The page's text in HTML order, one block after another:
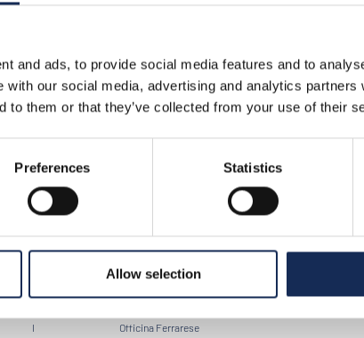
and ads, to provide social media features and to
with our social media, advertising and analytics partners
to them or that they’ve collected from your use of their
Preferences Statistics
Allow selection
Alfa Romeo Giulietta Sprint
Nettuno
Alfa Romeo Giulietta Spider Ve
Alfa Romeo Giulietta Sprint Ve
I
Officina Ferrarese